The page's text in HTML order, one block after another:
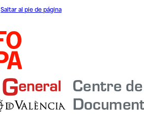
Saltar al pie de página